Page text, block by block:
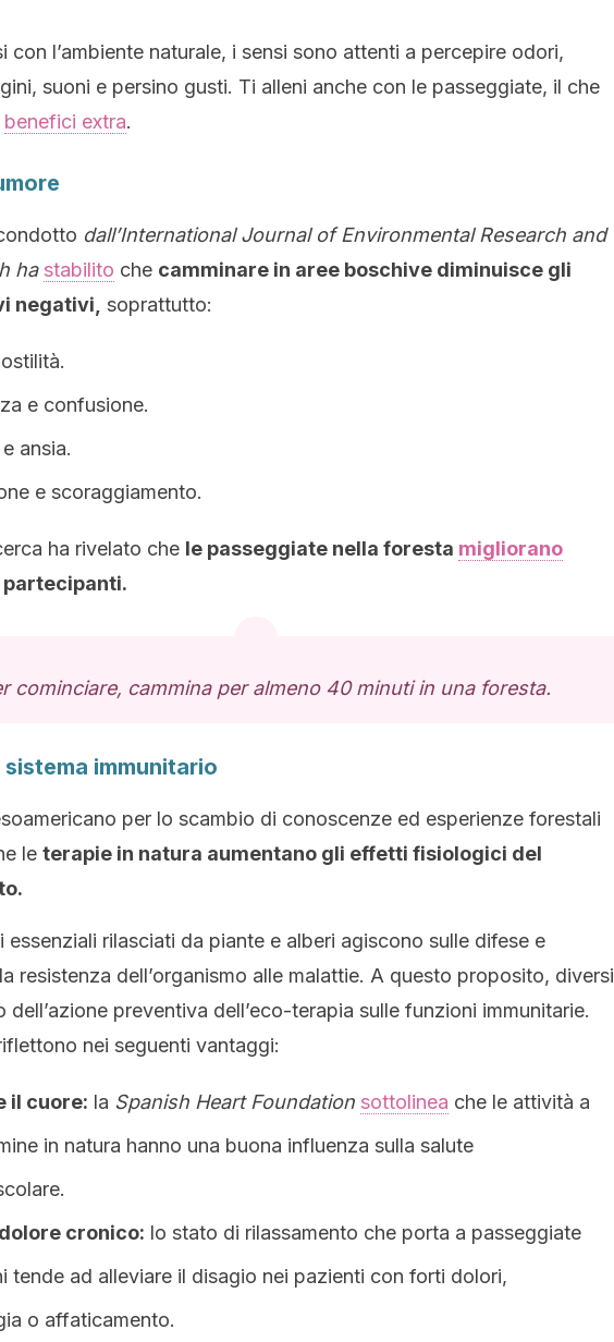
con l’ambiente naturale, i sensi sono attenti a percepire odori,
suoni e persino gusti. Ti alleni anche con le passeggiate, il che
benefici extra.
dall’International Journal of Environmental Research and
ha stabilito che camminare in aree boschive diminuisce gli
negativi, soprattutto:
e confusione.
ansia.
e scoraggiamento.
ha rivelato che le passeggiate nella foresta migliorano
partecipanti.
cominciare, cammina per almeno 40 minuti in una foresta.
immunitario
per lo scambio di conoscenze ed esperienze forestali
le terapie in natura aumentano gli effetti fisiologici del
essenziali rilasciati da piante e alberi agiscono sulle difese e
resistenza dell’organismo alle malattie. A questo proposito, diversi
dell’azione preventiva dell’eco-terapia sulle funzioni immunitarie.
nei seguenti vantaggi:
il cuore: la Spanish Heart Foundation sottolinea che le attività a
in natura hanno una buona influenza sulla salute
cronico: lo stato di rilassamento che porta a passeggiate
tende ad alleviare il disagio nei pazienti con forti dolori,
o affaticamento.